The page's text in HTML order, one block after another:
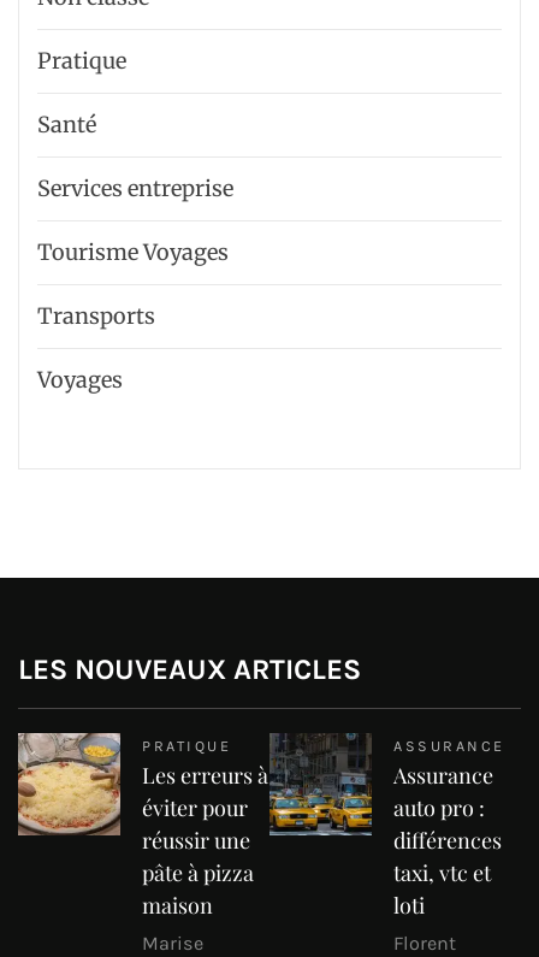
Pratique
Santé
Services entreprise
Tourisme Voyages
Transports
Voyages
LES NOUVEAUX ARTICLES
PRATIQUE
Les erreurs à
éviter pour
réussir une
pâte à pizza
maison
Marise
ASSURANCE
Assurance
auto pro :
différences
taxi, vtc et
loti
Florent